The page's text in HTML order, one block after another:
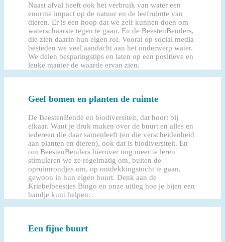
Naast afval heeft ook het verbruik van water een
enorme impact op de natuur en de leefruimte van
dieren. Er is een hoop dat we zelf kunnen doen om
waterschaarste tegen te gaan. En de BeestenBenders,
die zien daarin hun eigen rol. Vooral op social media
besteden we veel aandacht aan het onderwerp water.
We delen besparingstips en laten op een positieve en
leuke manier de waarde ervan zien.
Geef bomen en planten de ruimte
De BeestenBende en biodiversiteit, dat hoort bij
elkaar. Want je druk maken over de buurt en alles en
iedereen die daar samenleeft (en die verscheidenheid
aan planten en dieren), ook dat is biodiversiteit. En
om BeestenBenders hierover nog meer te leren
stimuleren we ze regelmatig om, buiten de
opruimrondjes om, op ontdekkingstocht te gaan,
gewoon in hun eigen buurt. Denk aan de
Kriebelbeestjes Bingo en onze uitleg hoe je bijen een
handje kunt helpen.
Een fijne buurt